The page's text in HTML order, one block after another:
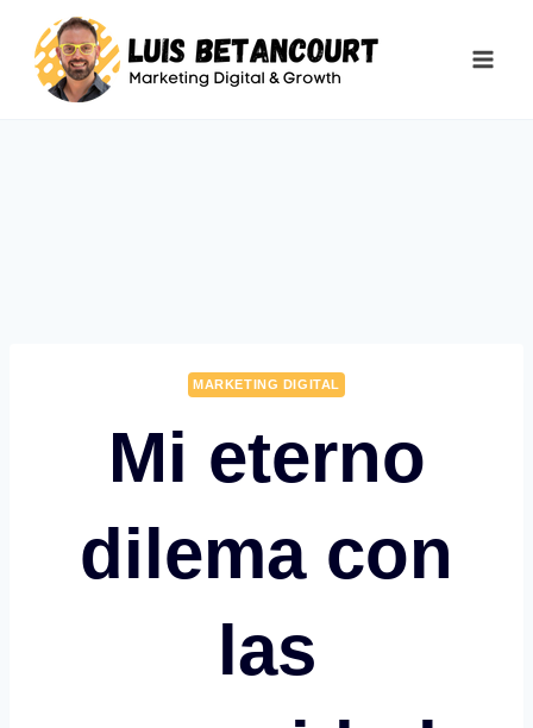
contenido
MARKETING DIGITAL
Mi eterno
dilema con
las